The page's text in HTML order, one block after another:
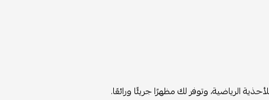
الرياضية، وتوفر لك مظهرًا جريئًا ورائعًا.